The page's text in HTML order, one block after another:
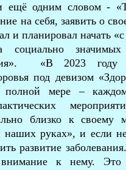
ещё одним словом
на себя, заявить о
и планировал начать
значимых
«В 2023 году
под девизом
мере –
близко к своему
наших руках», и если
развитие
к нему. Это